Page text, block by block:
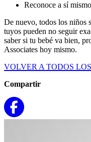
Reconoce a sí
De nuevo, todos los niños
tuyos pueden no seguir
saber si tu bebé va bien,
Associates hoy mismo.
VOLVER A TODOS
Compartir